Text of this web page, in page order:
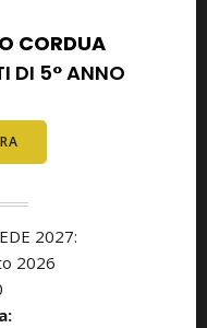
CORDUA
DI 5° ANNO
2027:
2026